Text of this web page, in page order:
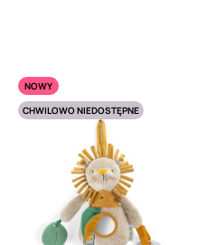
NOWY
CHWILOWO NIEDOSTĘPNE